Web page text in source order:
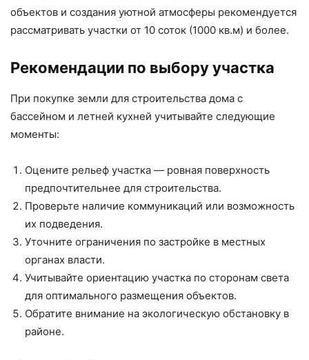
объектов и создания уютной атмосферы рекомендуется
рассматривать участки от 10 соток (1000 кв.м) и более.
Рекомендации по выбору участка
При покупке земли для строительства дома с
бассейном и летней кухней учитывайте следующие
моменты:
Оцените рельеф участка — ровная поверхность
предпочтительнее для строительства.
Проверьте наличие коммуникаций или возможность
их подведения.
Уточните ограничения по застройке в местных
органах власти.
Учитывайте ориентацию участка по сторонам света
для оптимального размещения объектов.
Обратите внимание на экологическую обстановку в
районе.